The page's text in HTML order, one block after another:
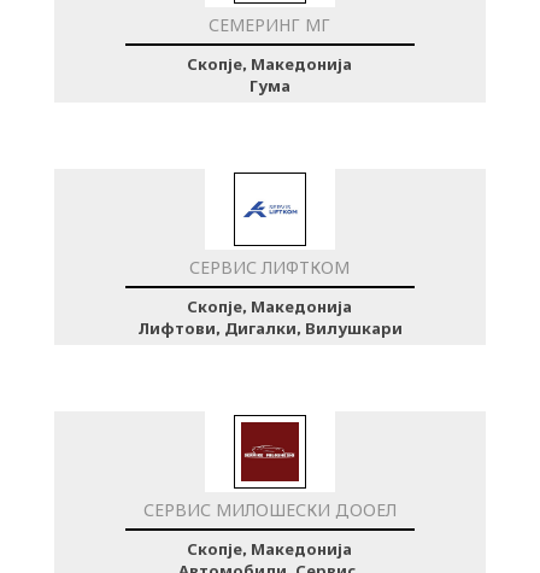
СЕМЕРИНГ МГ
Скопје, Македонија
Гума
СЕРВИС ЛИФТКОМ
Скопје, Македонија
Лифтови, Дигалки, Вилушкари
СЕРВИС МИЛОШЕСКИ ДООЕЛ
Скопје, Македонија